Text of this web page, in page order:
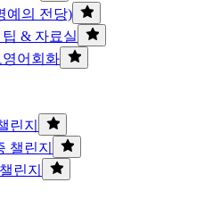
예의 전당)
& 자료실
영어회화
린지
챌린지
린지